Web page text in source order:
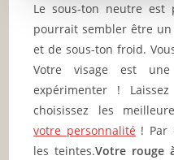
Le sous-ton neutre
pourrait sembler être
et de sous-ton froid.
Votre visage est
expérimenter !
choisissez les
votre personnalité ! Par
les teintes.Votre rouge